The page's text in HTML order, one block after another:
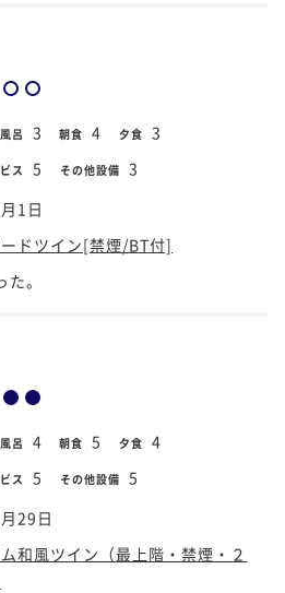
風呂 3 朝食 4 夕食 3
ス 5 その他設備 3
1日
ドツイン[禁煙/BT付]
。
風呂 4 朝食 5 夕食 4
ス 5 その他設備 5
29日
和風ツイン（最上階・禁煙・２